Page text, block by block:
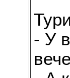
- У